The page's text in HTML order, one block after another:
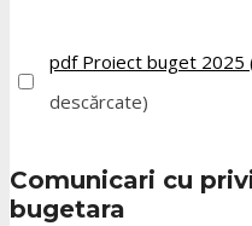
pdf Proiect buget 2025
descărcate)
Comunicari cu
bugetara